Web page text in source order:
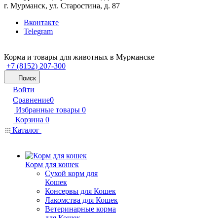
г. Мурманск, ул. Старостина, д. 87
Вконтакте
Telegram
Корма и товары для животных в Мурманске
+7 (8152) 207-300
Поиск
Войти
Сравнение0
Избранные товары 0
Корзина 0
Каталог
Корм для кошек
Сухой корм для
Кошек
Консервы для Кошек
Лакомства для Кошек
Ветеринарные корма